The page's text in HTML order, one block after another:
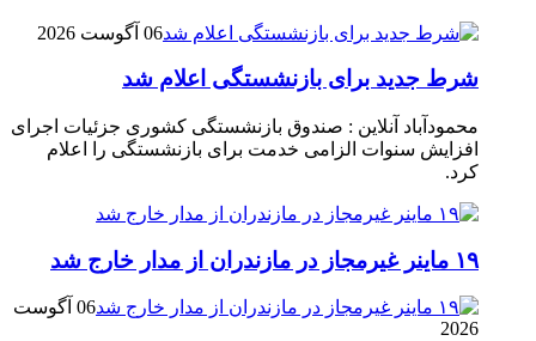
06 آگوست 2026
شرط جدید برای بازنشستگی اعلام شد
محمودآباد آنلاین : صندوق بازنشستگی کشوری جزئیات اجرای
افزایش سنوات الزامی خدمت برای بازنشستگی را اعلام
کرد.
۱۹ ماینر غیرمجاز در مازندران از مدار خارج شد
06 آگوست
2026